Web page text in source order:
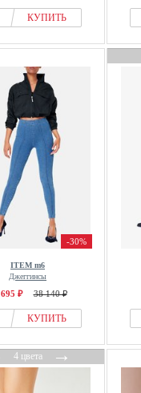
КУПИТЬ
-30%
ITEM m6
Джеггинсы
₽ 38 140 ₽
КУПИТЬ
4 цвета→